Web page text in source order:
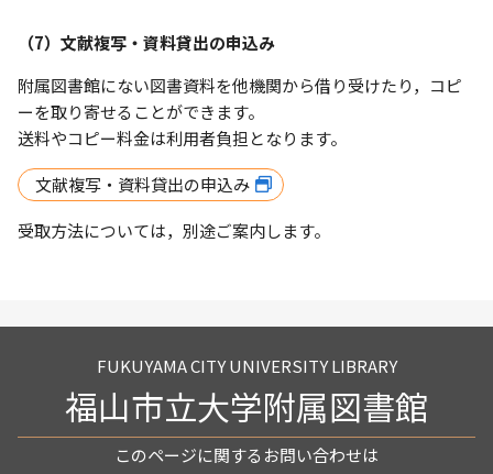
（7）文献複写・資料貸出の申込み
附属図書館にない図書資料を他機関から借り受けたり，コピ
ーを取り寄せることができます。
送料やコピー料金は利用者負担となります。
文献複写・資料貸出の申込み
受取方法については，別途ご案内します。
FUKUYAMA CITY UNIVERSITY LIBRARY
福山市立大学附属図書館
このページに関するお問い合わせは